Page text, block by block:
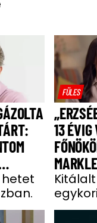
hetet
FÜLES
13 ÉVIG
MARKLE